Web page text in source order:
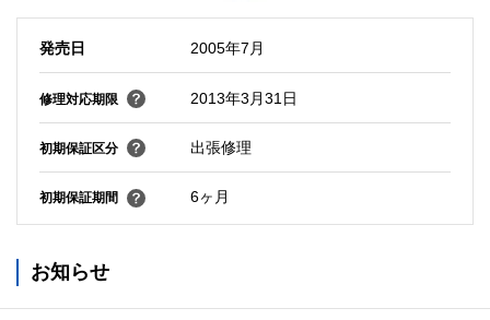
発売日 2005年7月
修理対応期限 2013年3月31日
初期保証区分 出張修理
初期保証期間 6ヶ月
お知らせ